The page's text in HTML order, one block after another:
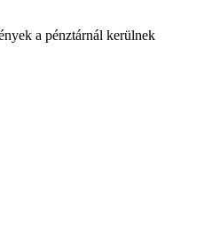
a pénztárnál kerülnek